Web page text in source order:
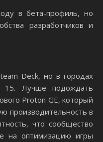
в бета-профиль, но
разработчиков и
Deck, но в городах
Лучше подождать
Proton GE, который
производительность в
что сообщество
на оптимизацию игры